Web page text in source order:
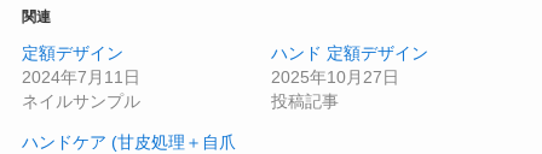
関連
定額デザイン
2024年7月11日
ネイルサンプル
ハンド 定額デザイン
2025年10月27日
投稿記事
ハンドケア (甘皮処理＋自爪